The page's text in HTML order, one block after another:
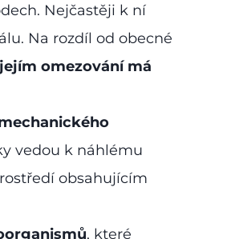
Nejčastěji k ní
Na rozdíl od obecné
omezování má
vedou k náhlému
obsahujícím
, které